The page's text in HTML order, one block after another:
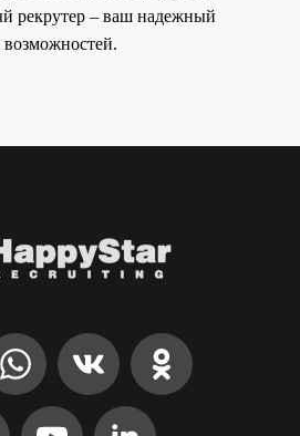
рекрутер – ваш надежный